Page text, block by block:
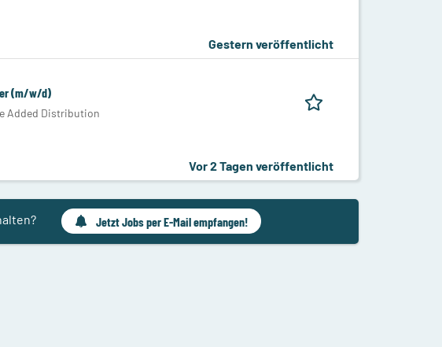
Gestern veröffentlicht
(m/w/d)
Added Distribution
Vor 2 Tagen veröffentlicht
Jetzt Jobs per E-Mail empfangen!